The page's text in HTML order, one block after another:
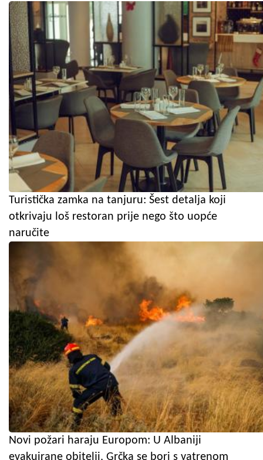
Turistička zamka na tanjuru: Šest detalja koji
otkrivaju loš restoran prije nego što uopće
naručite
Novi požari haraju Europom: U Albaniji
evakuirane obitelji, Grčka se bori s vatrenom